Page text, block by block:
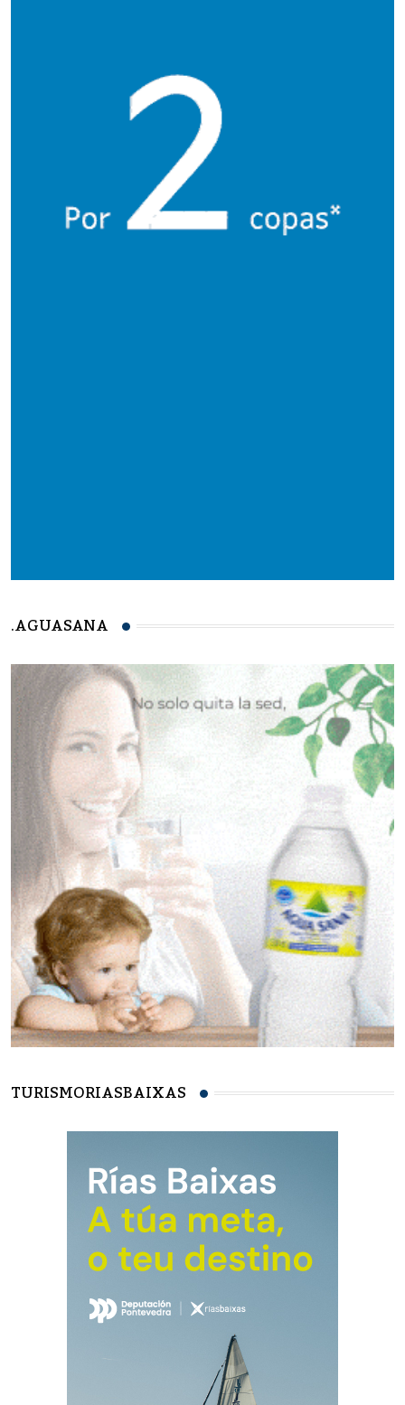
.AGUASANA
TURISMORIASBAIXAS